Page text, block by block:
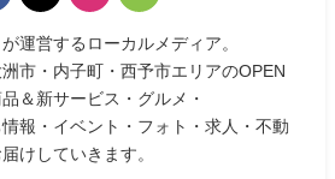
運営するローカルメディア。
市・内子町・西予市エリアのOPEN
＆新サービス・グルメ・
報・イベント・フォト・求人・不動
けしていきます。